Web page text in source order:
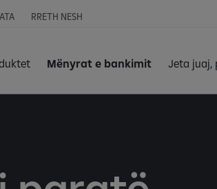
RRETH NESH
Mënyrat e bankimit Jeta juaj,